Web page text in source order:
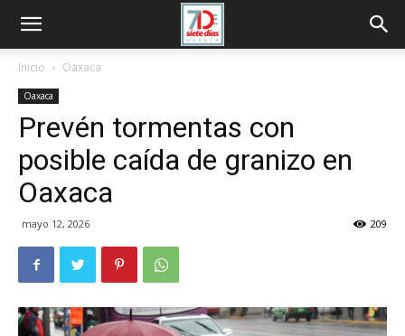
Inicio Oaxaca
Oaxaca
Prevén tormentas con
posible caída de granizo en
Oaxaca
mayo 12, 2026 209